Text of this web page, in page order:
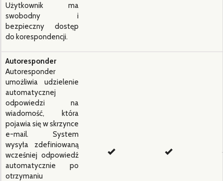
Użytkownik ma
swobodny i
bezpieczny dostęp
do korespondencji.
Autoresponder
Autoresponder
umożliwia udzielenie
automatycznej
odpowiedzi na
wiadomość, która
pojawia się w skrzynce
e-mail. System
wysyła zdefiniowaną
wcześniej odpowiedź
automatycznie po
otrzymaniu